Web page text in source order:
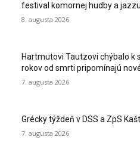
festival komornej hudby a jazzu
8. augusta 2026
Hartmutovi Tautzovi chýbalo k
rokov od smrti pripomínajú
7. augusta 2026
Grécky týždeň v DSS a ZpS
7. augusta 2026